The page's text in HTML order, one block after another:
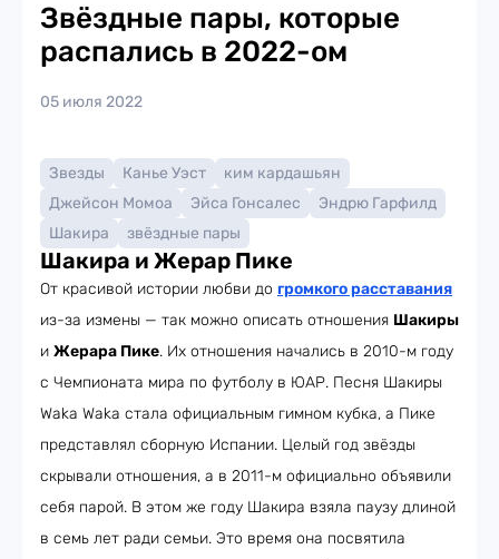
Звёздные пары, которые
распались в 2022-ом
05 июля 2022
Звезды Канье Уэст
ким кардашьян
Джейсон Момоа
Эйса Гонсалес
Эндрю Гарфилд
Шакира
звёздные пары
Шакира и Жерар Пике
От красивой истории любви до громкого расставания
из-за измены — так можно описать отношения Шакиры
и Жерара Пике. Их отношения начались в 2010-м году
с Чемпионата мира по футболу в ЮАР. Песня Шакиры
Waka Waka стала официальным гимном кубка, а Пике
представлял сборную Испании. Целый год звёзды
скрывали отношения, а в 2011-м официально объявили
себя парой. В этом же году Шакира взяла паузу длиной
в семь лет ради семьи. Это время она посвятила